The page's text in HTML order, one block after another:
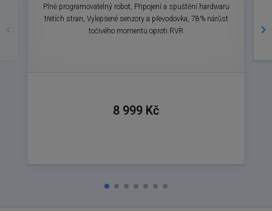
Plně programovatelný robot, Připojení a spuštění hardwaru
třetích stran, Vylepšené senzory a převodovka, 78% nárůst
točivého momentu oproti RVR
8 999 Kč
Předchozí